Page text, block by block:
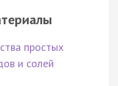
простых
и солей